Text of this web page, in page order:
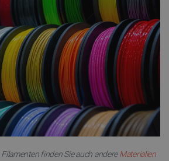
finden Sie auch andereMaterialien